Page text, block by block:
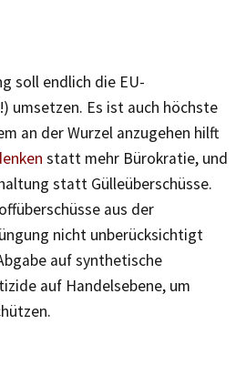
soll endlich die EU-
umsetzen. Es ist auch höchste
an der Wurzel anzugehen hilft
statt mehr Bürokratie, und
statt Gülleüberschüsse.
aus der
nicht unberücksichtigt
auf synthetische
auf Handelsebene, um